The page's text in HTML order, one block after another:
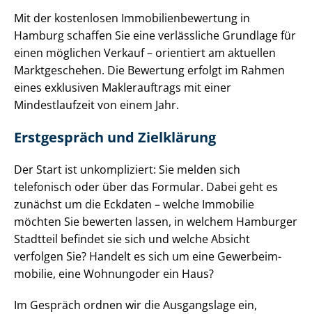
Mit der kostenlosen Im­mo­bi­li­en­be­wer­tung in
Hamburg schaffen Sie eine verlässliche Grundlage für
einen möglichen Verkauf – orientiert am aktuellen
Marktgeschehen. Die Bewertung erfolgt im Rahmen
eines exklusiven Maklerauftrags mit einer
Mindestlaufzeit von einem Jahr.
Erstgespräch und Zielklärung
Der Start ist unkompliziert: Sie melden sich
telefonisch oder über das Formular. Dabei geht es
zunächst um die Eckdaten – welche Immobilie
möchten Sie bewerten lassen, in welchem Hamburger
Stadtteil befindet sie sich und welche Absicht
verfolgen Sie? Handelt es sich um eine Ge­wer­be­im­
mo­bi­lie, eineWohnungoder ein Haus?
Im Gespräch ordnen wir die Ausgangslage ein,